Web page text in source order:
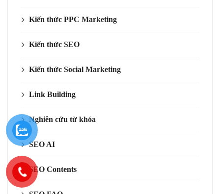
Kiến thức PPC Marketing
Kiến thức SEO
Kiến thức Social Marketing
Link Building
Nghiên cứu từ khóa
SEO AI
SEO Contents